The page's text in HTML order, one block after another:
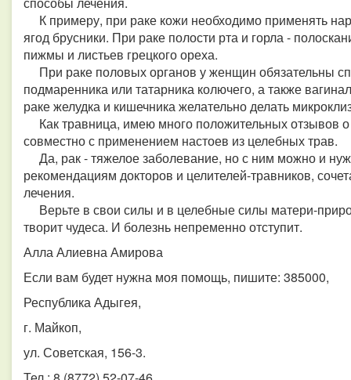
К примеру, при раке кожи необходимо применять
ягод брусники. При раке полости рта и горла -
пижмы и листьев грецкого ореха.
При раке половых органов у женщин обязательны
подмаренника или татарника колючего, а также
раке желудка и кишечника желательно делать
Как травница, имею много положительных отзывов о
совместно с применением настоев из целебных трав.
Да, рак - тяжелое заболевание, но с ним можно и
рекомендациям докторов и целителей-травников,
лечения.
Верьте в свои силы и в целебные силы матери-
творит чудеса. И болезнь непременно отступит.
Алла Алиевна Амирова
Если вам будет нужна моя помощь, пишите: 385000,
Республика Адыгея,
г. Майкоп,
ул. Советская, 156-3.